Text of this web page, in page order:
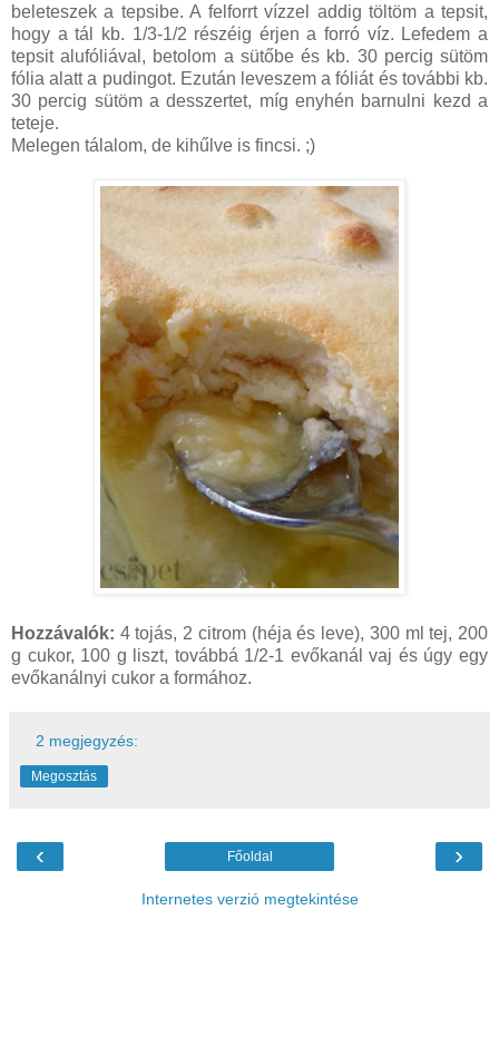
beleteszek a tepsibe. A felforrt vízzel addig töltöm a tepsit,
hogy a tál kb. 1/3-1/2 részéig érjen a forró víz. Lefedem a
tepsit alufóliával, betolom a sütőbe és kb. 30 percig sütöm
fólia alatt a pudingot. Ezután leveszem a fóliát és további kb.
30 percig sütöm a desszertet, míg enyhén barnulni kezd a
teteje.
Melegen tálalom, de kihűlve is fincsi. ;)
Hozzávalók: 4 tojás, 2 citrom (héja és leve), 300 ml tej, 200
g cukor, 100 g liszt, továbbá 1/2-1 evőkanál vaj és úgy egy
evőkanálnyi cukor a formához.
2 megjegyzés:
Megosztás
‹ ›
Főoldal
Internetes verzió megtekintése